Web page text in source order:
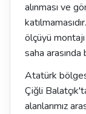
alınması ve
ölçüyü
saha arasında
Atatürk
Çiğli
alanlarımız